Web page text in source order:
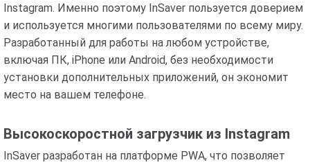
Instagram. Именно поэтому InSaver пользуется доверием
и используется многими пользователями по всему миру.
Разработанный для работы на любом устройстве,
включая ПК, iPhone или Android, без необходимости
установки дополнительных приложений, он экономит
место на вашем телефоне.
Высокоскоростной загрузчик из Instagram
InSaver разработан на платформе PWA, что позволяет